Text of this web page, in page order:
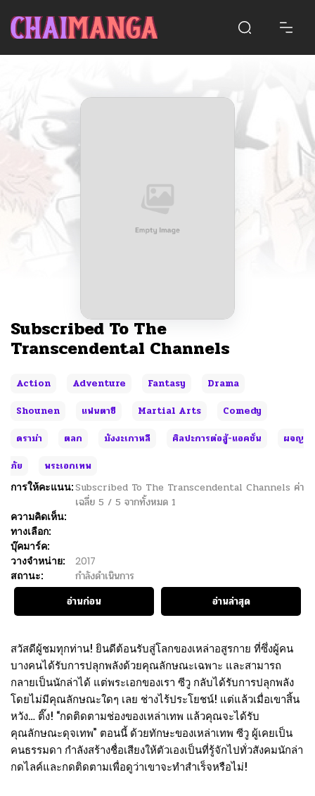
Subscribed To The
Transcendental Channels
Action Adventure Fantasy
Drama
Shounen
แฟนตาซี Martial Arts
Comedy
ดราม่า
ตลก มังงะเกาหลี ศิลปะการต่อสู้-แอคชั่น
ผจญ
ภัย
พระเอกเทพ
การให้คะแนน:Subscribed To The Transcendental Channels ค่า
เฉลี่ย 5 / 5 จากทั้งหมด 1
ความคิดเห็น:
ทางเลือก:
บุ๊คมาร์ค:
วางจำหน่าย:
2017
สถานะ:
กำลังดำเนินการ
อ่านก่อน
อ่านล่าสุด
สวัสดีผู้ชมทุกท่าน! ยินดีต้อนรับสู่โลกของเหล่าอสูรกาย ที่ซึ่งผู้คน
บางคนได้รับการปลุกพลังด้วยคุณลักษณะเฉพาะ และสามารถ
กลายเป็นนักล่าได้ แต่พระเอกของเรา ซีวู กลับได้รับการปลุกพลัง
โดยไม่มีคุณลักษณะใดๆ เลย ช่างไร้ประโยชน์! แต่แล้วเมื่อเขาสิ้น
หวัง… ติ๊ง! “กดติดตามช่องของเหล่าเทพ แล้วคุณจะได้รับ
คุณลักษณะดุจเทพ” ตอนนี้ ด้วยทักษะของเหล่าเทพ ซีวู ผู้เคยเป็น
คนธรรมดา กำลังสร้างชื่อเสียงให้ตัวเองเป็นที่รู้จักไปทั่วสังคมนักล่า
กดไลค์และกดติดตามเพื่อดูว่าเขาจะทำสำเร็จหรือไม่!